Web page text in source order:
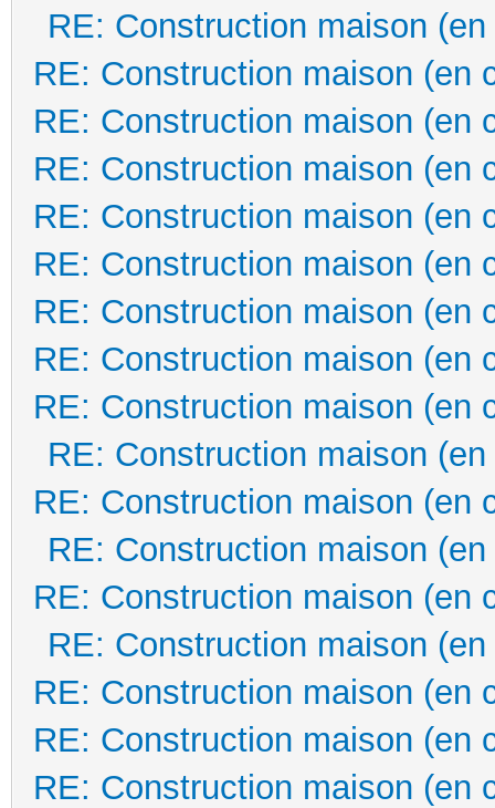
RE: Construction maison
RE: Construction maison (en
RE: Construction maison (en
RE: Construction maison (en
RE: Construction maison (en
RE: Construction maison (en
RE: Construction maison (en
RE: Construction maison (en
RE: Construction maison (en
RE: Construction maison
RE: Construction maison (en
RE: Construction maison
RE: Construction maison (en
RE: Construction maison
RE: Construction maison (en
RE: Construction maison (en
RE: Construction maison (en